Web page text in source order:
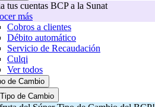
tus cuentas BCP a la Sunat
más
Cobros a clientes
Débito automático
Servicio de Recaudación
Culqi
Ver todos
de Cambio
Tipo de Cambio